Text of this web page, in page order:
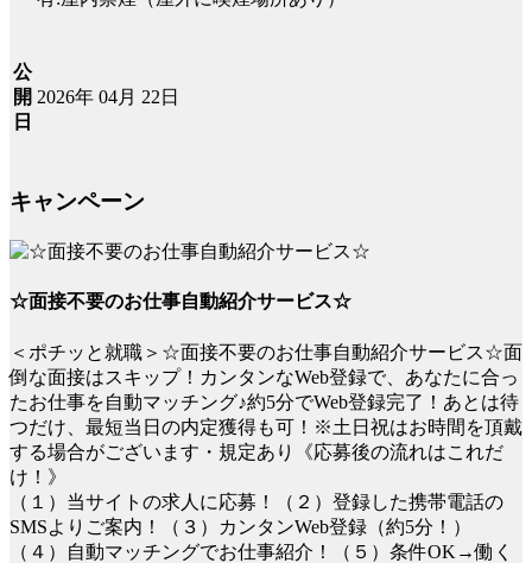
公
開
日
2026年 04月 22日
キャンペーン
☆面接不要のお仕事自動紹介サービス☆
＜ポチッと就職＞☆面接不要のお仕事自動紹介サービス☆面
倒な面接はスキップ！カンタンなWeb登録で、あなたに合っ
たお仕事を自動マッチング♪約5分でWeb登録完了！あとは待
つだけ、最短当日の内定獲得も可！※土日祝はお時間を頂戴
する場合がございます・規定あり《応募後の流れはこれだ
け！》
（１）当サイトの求人に応募！（２）登録した携帯電話の
SMSよりご案内！（３）カンタンWeb登録（約5分！）
（４）自動マッチングでお仕事紹介！（５）条件OK→働く